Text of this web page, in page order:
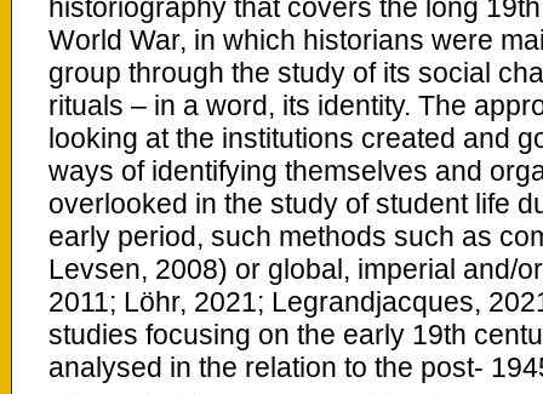
historiography that covers the long
World War, in which historians were
group through the study of its social
rituals – in a word, its identity. The
looking at the institutions created and
ways of identifying themselves and
overlooked in the study of student life
early period, such methods such as
Levsen, 2008) or global, imperial and/
2011; Löhr, 2021; Legrandjacques,
studies focusing on the early 19th
analysed in the relation to the post-